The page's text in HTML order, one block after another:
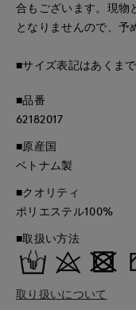
合もございます。現物
となりませんので、予
■サイズ表記はあくま
■品番
62182017
■原産国
ベトナム製
■クオリティ
ポリエステル100%
■取扱い方法
取り扱いについて